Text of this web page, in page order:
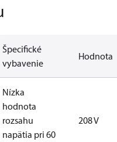
R404A
Špecifické
vybavenie
Hodnota
Nízka
hodnota
rozsahu
napätia pri 60
208 V